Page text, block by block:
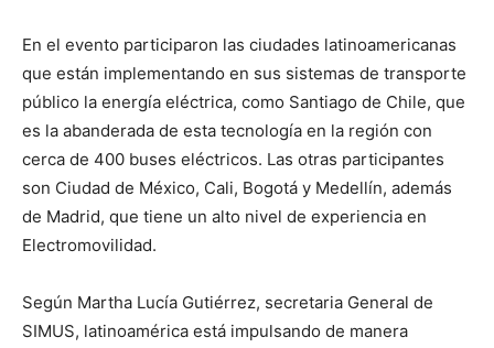
En el evento participaron las ciudades latinoamericanas
que están implementando en sus sistemas de transporte
público la energía eléctrica, como Santiago de Chile, que
es la abanderada de esta tecnología en la región con
cerca de 400 buses eléctricos. Las otras participantes
son Ciudad de México, Cali, Bogotá y Medellín, además
de Madrid, que tiene un alto nivel de experiencia en
Electromovilidad.
Según Martha Lucía Gutiérrez, secretaria General de
SIMUS, latinoamérica está impulsando de manera